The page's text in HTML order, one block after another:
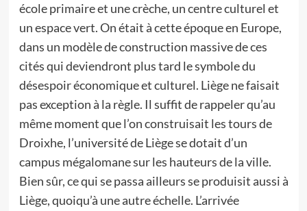
école primaire et une crèche, un centre culturel et
un espace vert. On était à cette époque en Europe,
dans un modèle de construction massive de ces
cités qui deviendront plus tard le symbole du
désespoir économique et culturel. Liège ne faisait
pas exception à la règle. Il suffit de rappeler qu’au
même moment que l’on construisait les tours de
Droixhe, l’université de Liège se dotait d’un
campus mégalomane sur les hauteurs de la ville.
Bien sûr, ce qui se passa ailleurs se produisit aussi à
Liège, quoiqu’à une autre échelle. L’arrivée